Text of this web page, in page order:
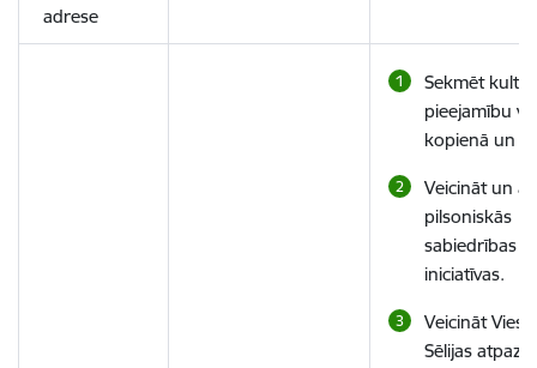
adrese
Sekmēt
pieejamību
kopienā un
Veicināt un
pilsoniskās
sabiedrības
iniciatīvas.
Veicināt
Sēlijas